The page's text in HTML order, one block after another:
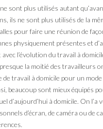
sont plus utilisés autant
ils ne sont plus utilisés de la
pour faire une réunion de
physiquement présentes et
avec l’évolution du travail à
la moitié des travailleurs
de travail à domicile pour un
beaucoup sont mieux équipés
d’aujourd’hui à domicile. On l’a
d’écran, de caméra ou de